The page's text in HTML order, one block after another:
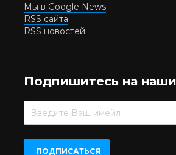
Мы в Google News
RSS сайта
RSS новостей
Подпишитесь на